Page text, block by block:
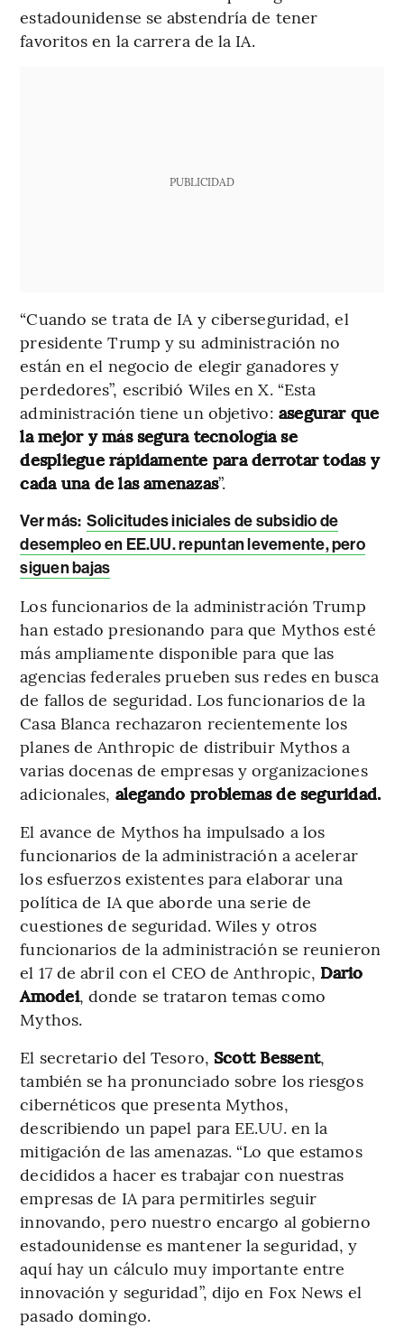
estadounidense se abstendría de tener
favoritos en la carrera de la IA.
PUBLICIDAD
“Cuando se trata de IA y ciberseguridad, el
presidente Trump y su administración no
están en el negocio de elegir ganadores y
perdedores”, escribió Wiles en X. “Esta
administración tiene un objetivo: asegurar que
la mejor y más segura tecnología se
despliegue rápidamente para derrotar todas y
cada una de las amenazas”.
Ver más: Solicitudes iniciales de subsidio de
desempleo en EE.UU. repuntan levemente, pero
siguen bajas
Los funcionarios de la administración Trump
han estado presionando para que Mythos esté
más ampliamente disponible para que las
agencias federales prueben sus redes en busca
de fallos de seguridad. Los funcionarios de la
Casa Blanca rechazaron recientemente los
planes de Anthropic de distribuir Mythos a
varias docenas de empresas y organizaciones
adicionales, alegando problemas de seguridad.
El avance de Mythos ha impulsado a los
funcionarios de la administración a acelerar
los esfuerzos existentes para elaborar una
política de IA que aborde una serie de
cuestiones de seguridad. Wiles y otros
funcionarios de la administración se reunieron
el 17 de abril con el CEO de Anthropic, Dario
Amodei, donde se trataron temas como
Mythos.
El secretario del Tesoro, Scott Bessent,
también se ha pronunciado sobre los riesgos
cibernéticos que presenta Mythos,
describiendo un papel para EE.UU. en la
mitigación de las amenazas. “Lo que estamos
decididos a hacer es trabajar con nuestras
empresas de IA para permitirles seguir
innovando, pero nuestro encargo al gobierno
estadounidense es mantener la seguridad, y
aquí hay un cálculo muy importante entre
innovación y seguridad”, dijo en Fox News el
pasado domingo.